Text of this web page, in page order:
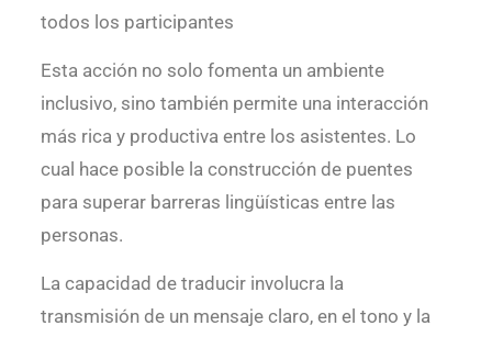
todos los participantes
Esta acción no solo fomenta un ambiente
inclusivo, sino también permite una interacción
más rica y productiva entre los asistentes. Lo
cual hace posible la construcción de puentes
para superar barreras lingüísticas entre las
personas.
La capacidad de traducir involucra la
transmisión de un mensaje claro, en el tono y la